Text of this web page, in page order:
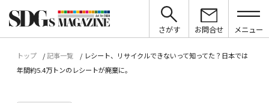
さがす お問合せ メニュー
トップ 記事一覧
レシート、リサイクルできないって知ってた？日本では
年間約5.4万トンのレシートが廃棄に。